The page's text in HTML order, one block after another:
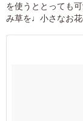
を使うととっても
み草を♩小さなお